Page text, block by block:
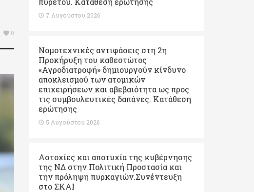
0
7 Αυγούστου 2026
Νομοτεχνικές αντιφάσεις στη 2η
Προκήρυξη του καθεστώτος
«Αγροδιατροφή» δημιουργούν κίνδυνο
αποκλεισμού των ατομικών
επιχειρήσεων και αβεβαιότητα ως προς
τις συμβουλευτικές δαπάνες. Κατάθεση
ερώτησης
5 Αυγούστου 2026
Αστοχίες και αποτυχία της κυβέρνησης
της ΝΔ στην Πολιτική Προστασία και
την πρόληψη πυρκαγιών.Συνέντευξη
στο ΣΚΑΙ